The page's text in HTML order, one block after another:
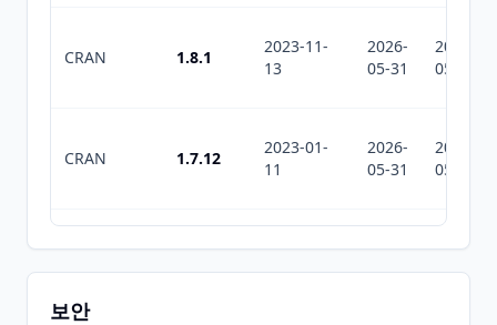
CRAN 1.8.1
2023-11-
13
2026-
05-31
2026-
05-31
CRAN 1.7.12
2023-01-
11
2026-
05-31
2026-
05-31
2022-07-
11
2026-
05-31
2026-
05-31
보안